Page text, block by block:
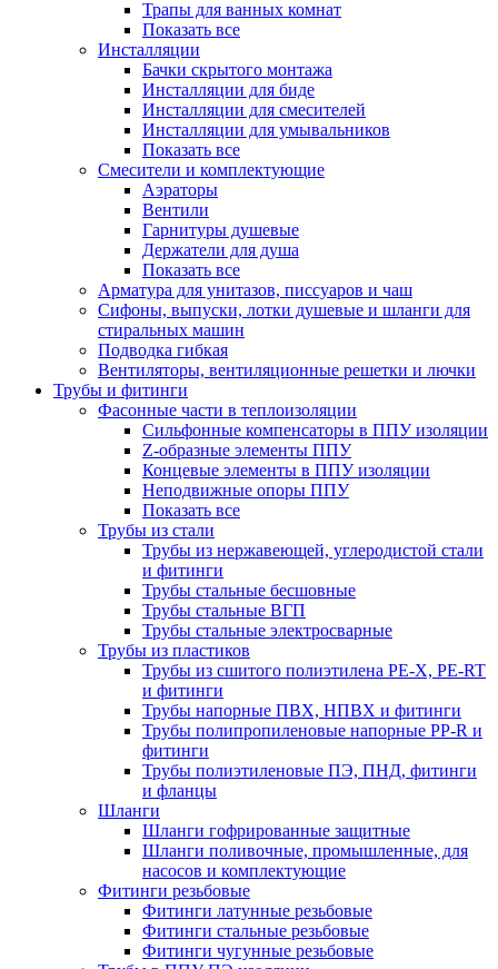
Трапы для ванных комнат
Показать все
Инсталляции
Бачки скрытого монтажа
Инсталляции для биде
Инсталляции для смесителей
Инсталляции для умывальников
Показать все
Смесители и комплектующие
Аэраторы
Вентили
Гарнитуры душевые
Держатели для душа
Показать все
Арматура для унитазов, писсуаров и чаш
Сифоны, выпуски, лотки душевые и шланги для
стиральных машин
Подводка гибкая
Вентиляторы, вентиляционные решетки и лючки
Трубы и фитинги
Фасонные части в теплоизоляции
Cильфонные компенсаторы в ППУ изоляции
Z-образные элементы ППУ
Концевые элементы в ППУ изоляции
Неподвижные опоры ППУ
Показать все
Трубы из стали
Трубы из нержавеющей, углеродистой стали
и фитинги
Трубы стальные бесшовные
Трубы стальные ВГП
Трубы стальные электросварные
Трубы из пластиков
Трубы из сшитого полиэтилена PE-X, PE-RT
и фитинги
Трубы напорные ПВХ, НПВХ и фитинги
Трубы полипропиленовые напорные PP-R и
фитинги
Трубы полиэтиленовые ПЭ, ПНД, фитинги
и фланцы
Шланги
Шланги гофрированные защитные
Шланги поливочные, промышленные, для
насосов и комплектующие
Фитинги резьбовые
Фитинги латунные резьбовые
Фитинги стальные резьбовые
Фитинги чугунные резьбовые